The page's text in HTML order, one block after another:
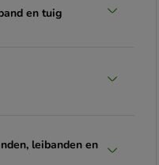
en tuig
leibanden en